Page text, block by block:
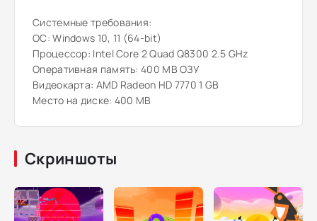
Системные требования:
ОС: Windows 10, 11 (64-bit)
Процессор: Intel Core 2 Quad Q8300 2.5 GHz
Оперативная память: 400 MB ОЗУ
Видеокарта: AMD Radeon HD 7770 1 GB
Место на диске: 400 MB
Скриншоты